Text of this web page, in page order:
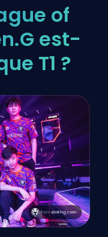
of
est-
T1 ?